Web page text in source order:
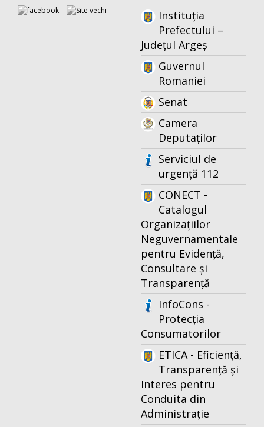
Instituția
Prefectului –
Județul Argeș
Guvernul
Romaniei
Senat
Camera
Deputaților
Serviciul de
urgență 112
CONECT -
Catalogul
Organizațiilor
Neguvernamentale
pentru Evidență,
Consultare și
Transparență
InfoCons -
Protecția
Consumatorilor
ETICA - Eficiență,
Transparență și
Interes pentru
Conduita din
Administrație